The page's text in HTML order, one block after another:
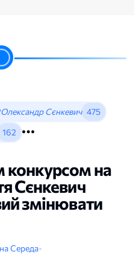
Сєнкевич 475
162
конкурсом на
Сєнкевич
змінювати
Середа•